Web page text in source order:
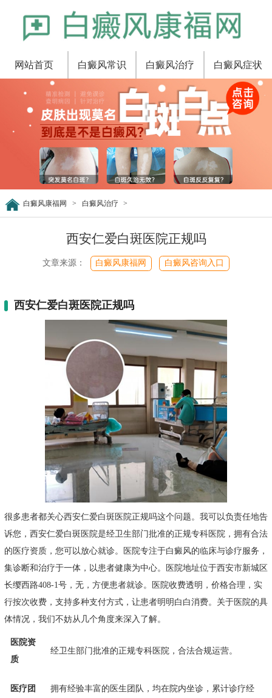
网站首页 白癜风常识 白癜风治疗 白癜风症状
白癜风康福网 > 白癜风治疗 >
西安仁爱白斑医院正规吗
文章来源： 白癜风康福网 白癜风咨询入口
西安仁爱白斑医院正规吗
很多患者都关心西安仁爱白斑医院正规吗这个问题。我可以负责任地告
诉您，西安仁爱白斑医院是经卫生部门批准的正规专科医院，拥有合法
的医疗资质，您可以放心就诊。医院专注于白癜风的临床与诊疗服务，
集诊断和治疗于一体，以患者健康为中心。医院地址位于西安市新城区
长缨西路408-1号，无，方便患者就诊。医院收费透明，价格合理，实
行按次收费，支持多种支付方式，让患者明明白白消费。关于医院的具
体情况，我们不妨从几个角度来深入了解。
医院资
质
经卫生部门批准的正规专科医院，合法合规运营。
医疗团
拥有经验丰富的医生团队，均在院内坐诊，累计诊疗经